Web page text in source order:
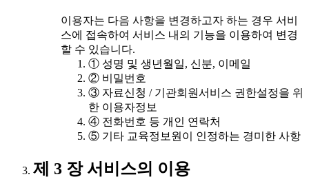
이용자는 다음 사항을 변경하고자 하는 경우 서비
스에 접속하여 서비스 내의 기능을 이용하여 변경
할 수 있습니다.
① 성명 및 생년월일, 신분, 이메일
② 비밀번호
③ 자료신청 / 기관회원서비스 권한설정을 위
한 이용자정보
④ 전화번호 등 개인 연락처
⑤ 기타 교육정보원이 인정하는 경미한 사항
제 3 장 서비스의 이용